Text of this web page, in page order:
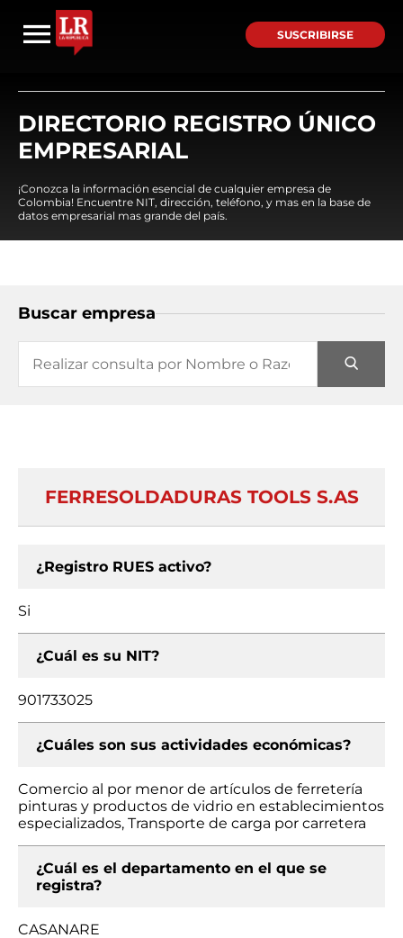
SUSCRIBIRSE
DIRECTORIO REGISTRO ÚNICO
EMPRESARIAL
¡Conozca la información esencial de cualquier empresa de
Colombia! Encuentre NIT, dirección, teléfono, y mas en la base de
datos empresarial mas grande del país.
Buscar empresa
FERRESOLDADURAS TOOLS S.AS
¿Registro RUES activo?
Si
¿Cuál es su NIT?
901733025
¿Cuáles son sus actividades económicas?
Comercio al por menor de artículos de ferretería
pinturas y productos de vidrio en establecimientos
especializados, Transporte de carga por carretera
¿Cuál es el departamento en el que se
registra?
CASANARE